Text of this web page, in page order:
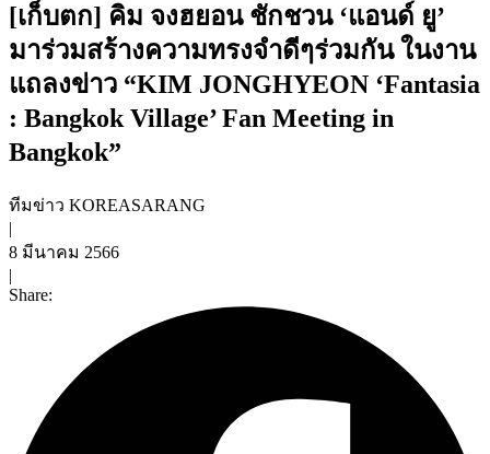
[เก็บตก] คิม จงฮยอน ชักชวน ‘แอนด์ ยู’
มาร่วมสร้างความทรงจำดีๆร่วมกัน ในงาน
แถลงข่าว “KIM JONGHYEON ‘Fantasia
: Bangkok Village’ Fan Meeting in
Bangkok”
ทีมข่าว KOREASARANG
|
8 มีนาคม 2566
|
Share: